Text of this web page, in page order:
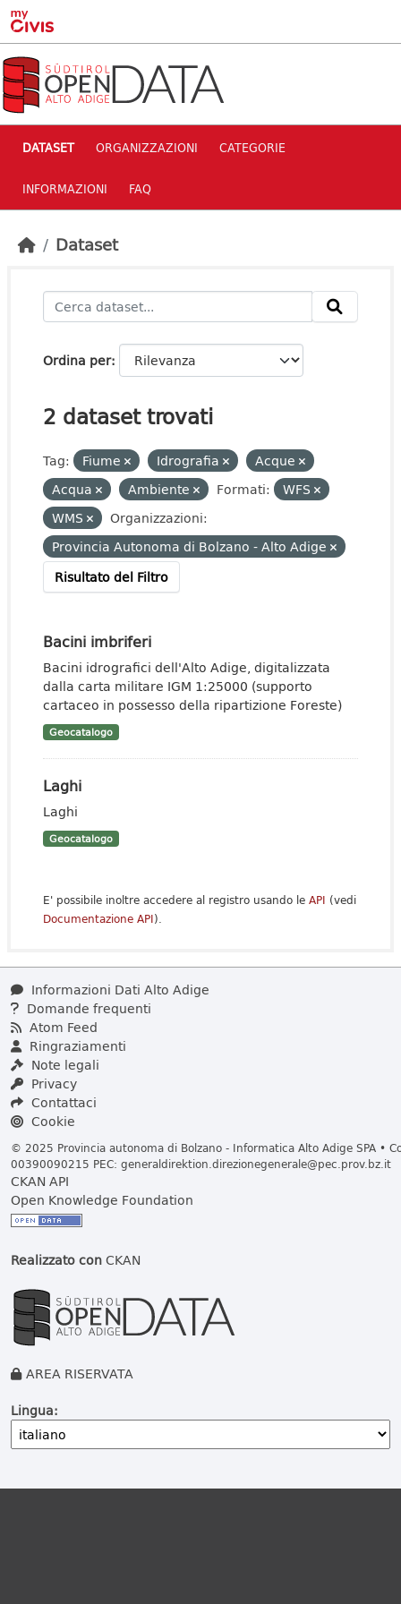
Skip to main content
DATASET ORGANIZZAZIONI CATEGORIE
INFORMAZIONI FAQ
Dataset
Ordina per
2 dataset trovati
Tag: Fiume Idrografia
Acque
Acqua
Ambiente Formati:
WFS
WMS
Organizzazioni:
Provincia Autonoma di Bolzano - Alto Adige
Risultato del Filtro
Bacini imbriferi
Bacini idrografici dell'Alto Adige, digitalizzata
dalla carta militare IGM 1:25000 (supporto
cartaceo in possesso della ripartizione Foreste)
Geocatalogo
Laghi
Laghi
Geocatalogo
E' possibile inoltre accedere al registro usando le API (vedi
Documentazione API).
Informazioni Dati Alto Adige
Domande frequenti
Atom Feed
Ringraziamenti
Note legali
Privacy
Contattaci
Cookie
© 2025 Provincia autonoma di Bolzano - Informatica Alto Adige SPA •
00390090215 PEC: generaldirektion.direzionegenerale@pec.prov.bz.it
CKAN API
Open Knowledge Foundation
Realizzato conCKAN
AREA RISERVATA
Lingua